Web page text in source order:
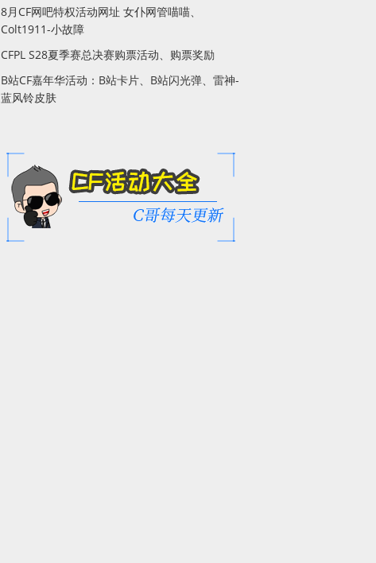
8月CF网吧特权活动网址 女仆网管喵喵、
Colt1911-小故障
CFPL S28夏季赛总决赛购票活动、购票奖励
B站CF嘉年华活动：B站卡片、B站闪光弹、雷神-
蓝风铃皮肤